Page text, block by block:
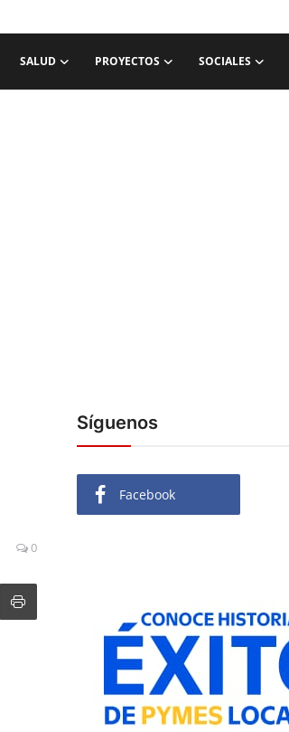
SALUD PROYECTOS SOCIALES
0
Síguenos
Facebook